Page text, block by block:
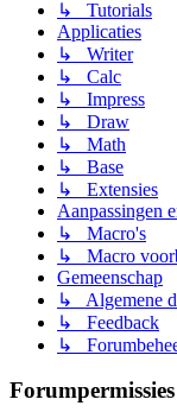
↳ Tutorials
Applicaties
↳ Writer
↳ Calc
↳ Impress
↳ Draw
↳ Math
↳ Base
↳ Extensies
Aanpassingen
↳ Macro's
↳ Macro
Gemeenschap
↳ Algemene
↳ Feedback
↳
Forumpermissies